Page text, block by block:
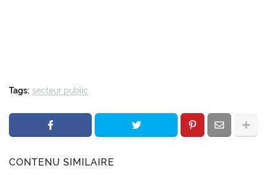
Tags: secteur public
CONTENU SIMILAIRE